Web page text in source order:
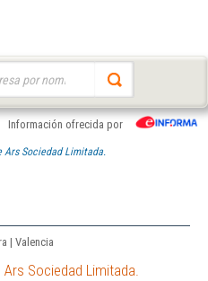
Información ofrecida por
Ars Sociedad Limitada.
| Valencia
Sociedad Limitada.